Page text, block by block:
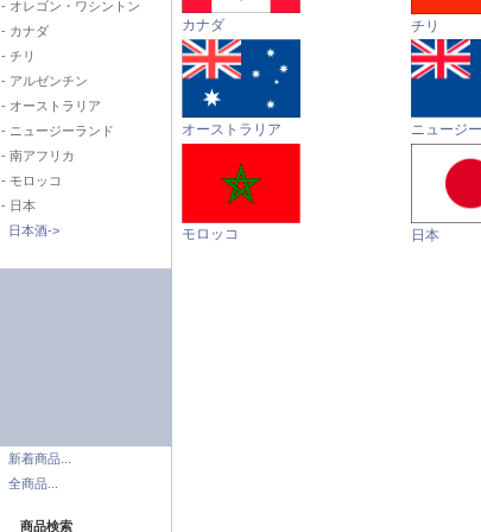
- オレゴン・ワシントン
- カナダ
- チリ
- アルゼンチン
- オーストラリア
- ニュージーランド
- 南アフリカ
- モロッコ
- 日本
日本酒->
新着商品...
全商品...
商品検索
カナダ チリ
オーストラリア ニュージ
モロッコ 日本